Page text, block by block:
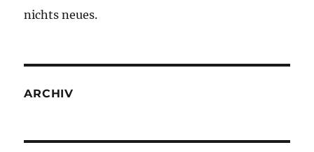
nichts neues.
ARCHIV